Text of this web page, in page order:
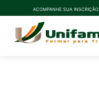
ACOMPANHE SUA INSCRIÇÃO